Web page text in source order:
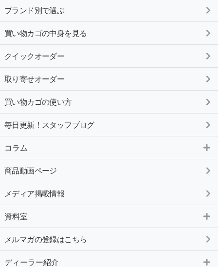
ブランド別で選ぶ
買い物カゴの中身を見る
クイックオーダー
取り寄せオーダー
買い物カゴの使い方
毎日更新！スタッフブログ
コラム
商品動画ページ
メディア掲載情報
資料室
メルマガの登録はこちら
ディーラー紹介